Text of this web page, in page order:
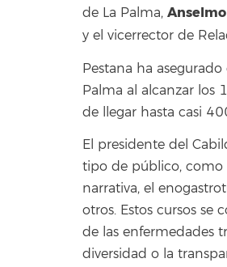
de La Palma,
y el vicerrector de
Pestana ha
Palma al alcanzar los
de llegar hasta casi
El presidente del
tipo de público, como
narrativa, el
otros. Estos cursos
de las enfermedades
diversidad o la